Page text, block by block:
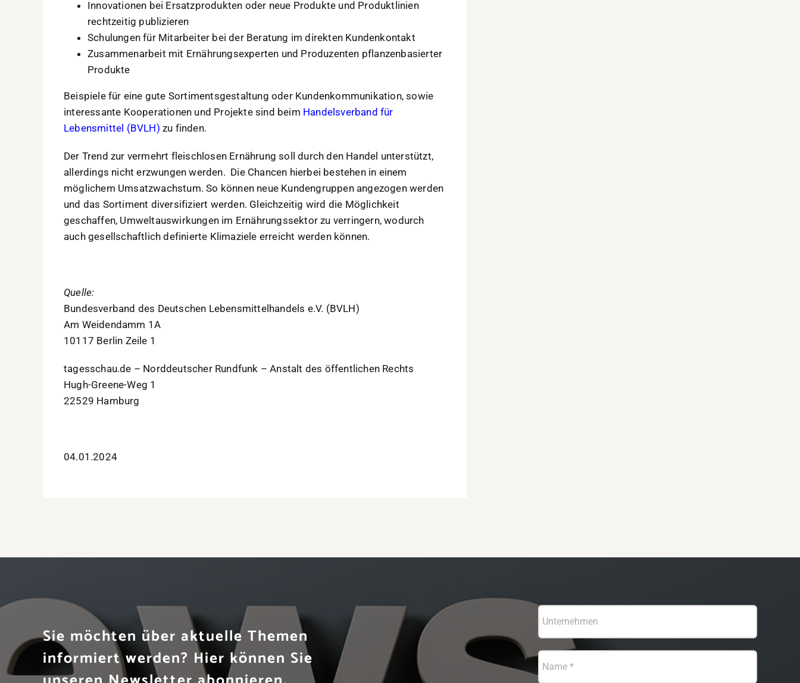
Innovationen bei Ersatzprodukten oder neue Produkte und Produktlinien
rechtzeitig publizieren
Schulungen für Mitarbeiter bei der Beratung im direkten Kundenkontakt
Zusammenarbeit mit Ernährungsexperten und Produzenten pflanzenbasierter
Produkte
Beispiele für eine gute Sortimentsgestaltung oder Kundenkommunikation, sowie
interessante Kooperationen und Projekte sind beim Handelsverband für
Lebensmittel (BVLH) zu finden.
Der Trend zur vermehrt fleischlosen Ernährung soll durch den Handel unterstützt,
allerdings nicht erzwungen werden. Die Chancen hierbei bestehen in einem
möglichem Umsatzwachstum. So können neue Kundengruppen angezogen werden
und das Sortiment diversifiziert werden. Gleichzeitig wird die Möglichkeit
geschaffen, Umweltauswirkungen im Ernährungssektor zu verringern, wodurch
auch gesellschaftlich definierte Klimaziele erreicht werden können.
Quelle:
Bundesverband des Deutschen Lebensmittelhandels e.V. (BVLH)
Am Weidendamm 1A
10117 Berlin Zeile 1
tagesschau.de – Norddeutscher Rundfunk – Anstalt des öffentlichen Rechts
Hugh-Greene-Weg 1
22529 Hamburg
04.01.2024
Sie möchten über aktuelle Themen
informiert werden? Hier können Sie